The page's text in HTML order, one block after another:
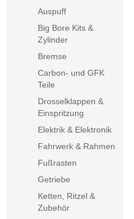
Auspuff
Big Bore Kits &
Zylinder
Bremse
Carbon- und GFK
Teile
Drosselklappen &
Einspritzung
Elektrik & Elektronik
Fahrwerk & Rahmen
Fußrasten
Getriebe
Ketten, Ritzel &
Zubehör